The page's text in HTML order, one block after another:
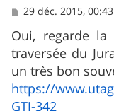
M
s
s
a
g
e
29 déc. 2015, 00:43
Oui, regarde
traversée du
un très bon
https://
GTJ-342